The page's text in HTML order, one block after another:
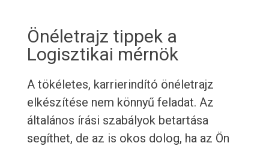
Önéletrajz tippek a
Logisztikai mérnök
A tökéletes, karrierindító önéletrajz
elkészítése nem könnyű feladat. Az
általános írási szabályok betartása
segíthet, de az is okos dolog, ha az Ön